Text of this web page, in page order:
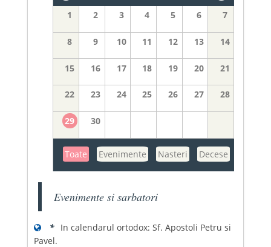
1 2 3 4 5 6 7
8 9 10 11 12 13 14
15 16 17 18 19 20 21
22 23 24 25 26 27 28
29 30
Toate Evenimente Nasteri Decese
Evenimente si sarbatori
* In calendarul ortodox: Sf. Apostoli Petru si
Pavel.